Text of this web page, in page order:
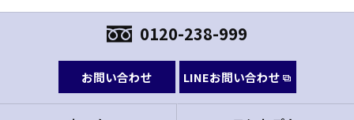
0120-238-999
お問い合わせ LINEお問い合わせ